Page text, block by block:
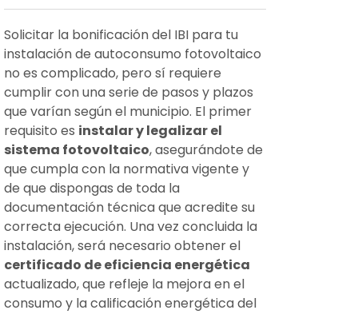
Solicitar la bonificación del IBI para tu
instalación de autoconsumo fotovoltaico
no es complicado, pero sí requiere
cumplir con una serie de pasos y plazos
que varían según el municipio. El primer
requisito es instalar y legalizar el
sistema fotovoltaico, asegurándote de
que cumpla con la normativa vigente y
de que dispongas de toda la
documentación técnica que acredite su
correcta ejecución. Una vez concluida la
instalación, será necesario obtener el
certificado de eficiencia energética
actualizado, que refleje la mejora en el
consumo y la calificación energética del